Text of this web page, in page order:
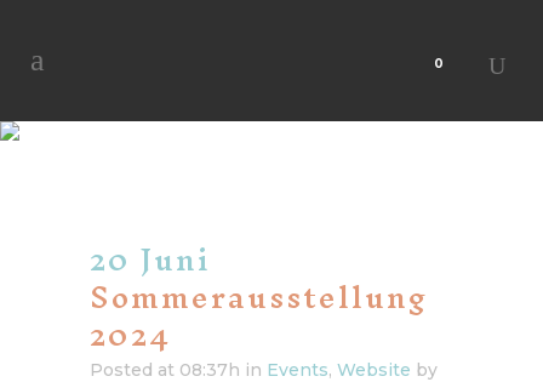
0
Sommerausstellung
20 Juni
Sommerausstellung
2024
Posted at 08:37h in Events, Website by